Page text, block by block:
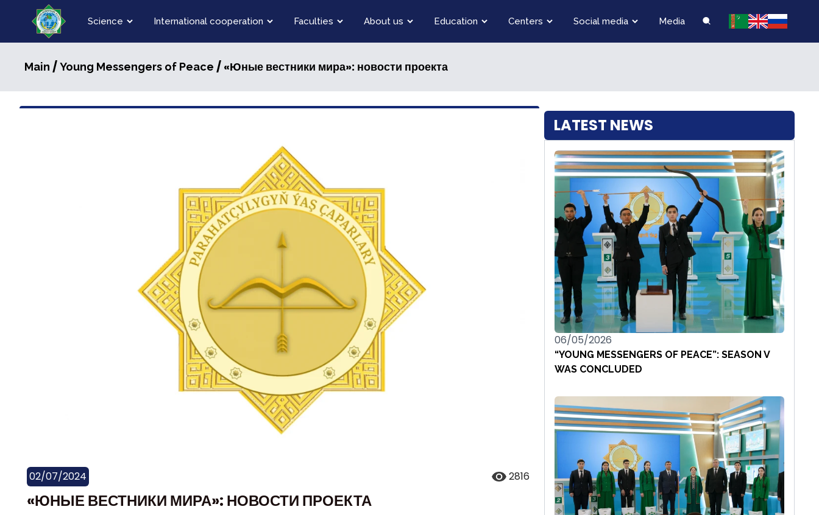
Science International cooperation Faculties About us Education Centers Social media Media
Main /Young Messengers of Peace / «Юные вестники мира»: новости проекта
02/07/2024 2816
«ЮНЫЕ ВЕСТНИКИ МИРА»: НОВОСТИ ПРОЕКТА
LATEST NEWS
06/05/2026
“YOUNG MESSENGERS OF PEACE”: SEASON V
WAS CONCLUDED